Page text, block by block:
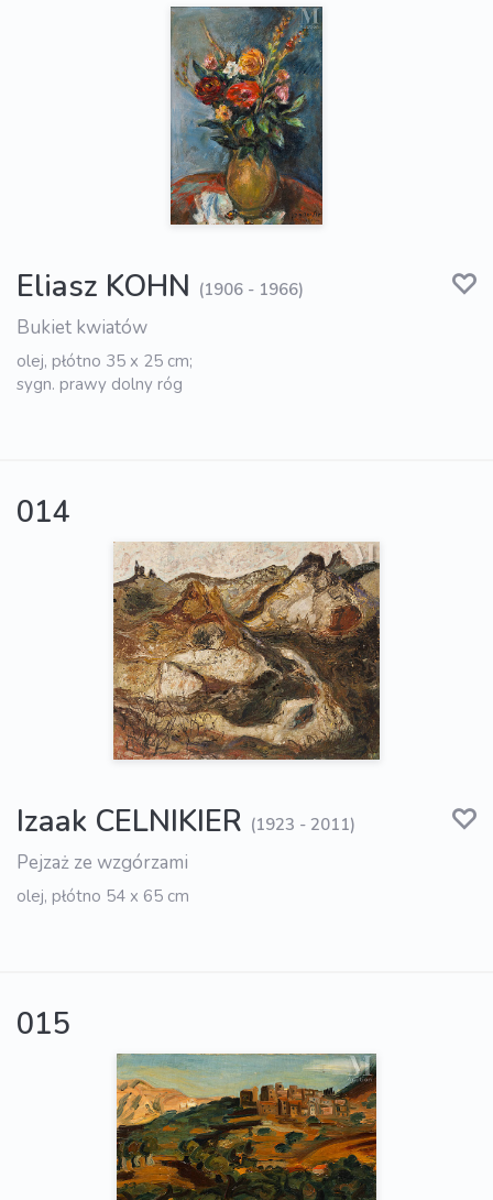
Eliasz KOHN (1906 - 1966)
Bukiet kwiatów
olej, płótno 35 x 25 cm;
sygn. prawy dolny róg
014
Izaak CELNIKIER (1923 - 2011)
Pejzaż ze wzgórzami
olej, płótno 54 x 65 cm
015